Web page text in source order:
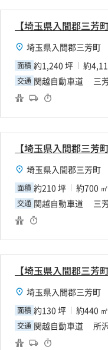
埼玉県入間郡三芳町
面積 約1,240 坪 約
交通 関越自動車道 三
埼玉県入間郡三芳町
面積 約210 坪 約700 ㎡
交通 関越自動車道 三
埼玉県入間郡三芳町
面積 約130 坪 約440 ㎡
交通 関越自動車道 所